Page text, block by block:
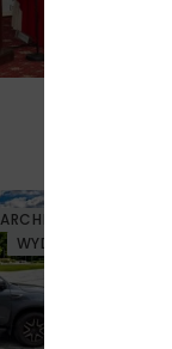
ARCHIWUM NBI
WYDARZENIA